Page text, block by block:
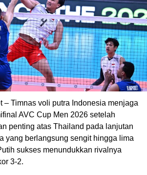
– Timnas voli putra Indonesia menjaga
AVC Cup Men 2026 setelah
penting atas Thailand pada lanjutan
yang berlangsung sengit hingga lima
sukses menundukkan rivalnya
3-2.